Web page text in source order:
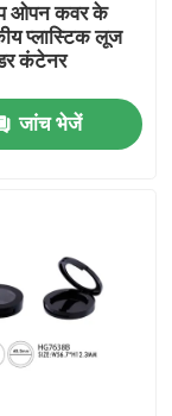
ओपन कवर के
प्लास्टिक लूज
कंटेनर
जांच भेजें